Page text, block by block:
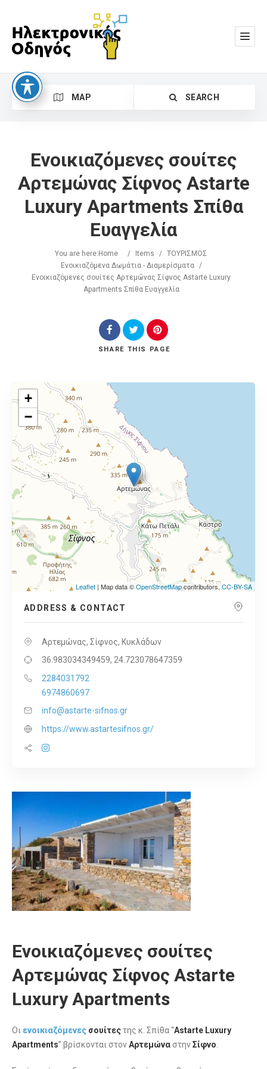
MAP SEARCH
Search
Ενοικιαζόμενες σουίτες
Αρτεμώνας Σίφνος Astarte
Luxury Apartments Σπίθα
Ευαγγελία
You are here: Home / Items / ΤΟΥΡΙΣΜΟΣ
Ενοικιαζόμενα Δωμάτια - Διαμερίσματα
/
Ενοικιαζόμενες σουίτες Αρτεμώνας Σίφνος Astarte Luxury
Apartments Σπίθα Ευαγγελία
SHARE THIS PAGE
+
−
Leaflet | Map data ©OpenStreetMapcontributors,CC-BY-SA
ADDRESS & CONTACT
Αρτεμώνας, Σίφνος, Κυκλάδων
36.983034349459, 24.723078647359
2284031792
6974860697
info@astarte-sifnos.gr
https://www.astartesifnos.gr/
Ενοικιαζόμενες σουίτες
Αρτεμώνας Σίφνος Astarte
Luxury Apartments
Οι ενοικιαζόμενες σουίτεςτης κ. Σπίθα “Astarte Luxury
Apartments” βρίσκονται στονΑρτεμώνα στηνΣίφνο.